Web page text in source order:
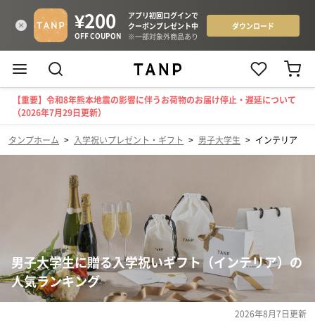
【重要】令和8年熊本地震の影響に伴うお荷物のお届け停止・遅延について
（2026年7月29日更新）
タンプホーム > 入学祝いプレゼント・ギフト > 男子大学生 > インテリア
男子大学生に贈る入学祝いギフト（インテリア）の
人気ランキング
2026年8月7日更新